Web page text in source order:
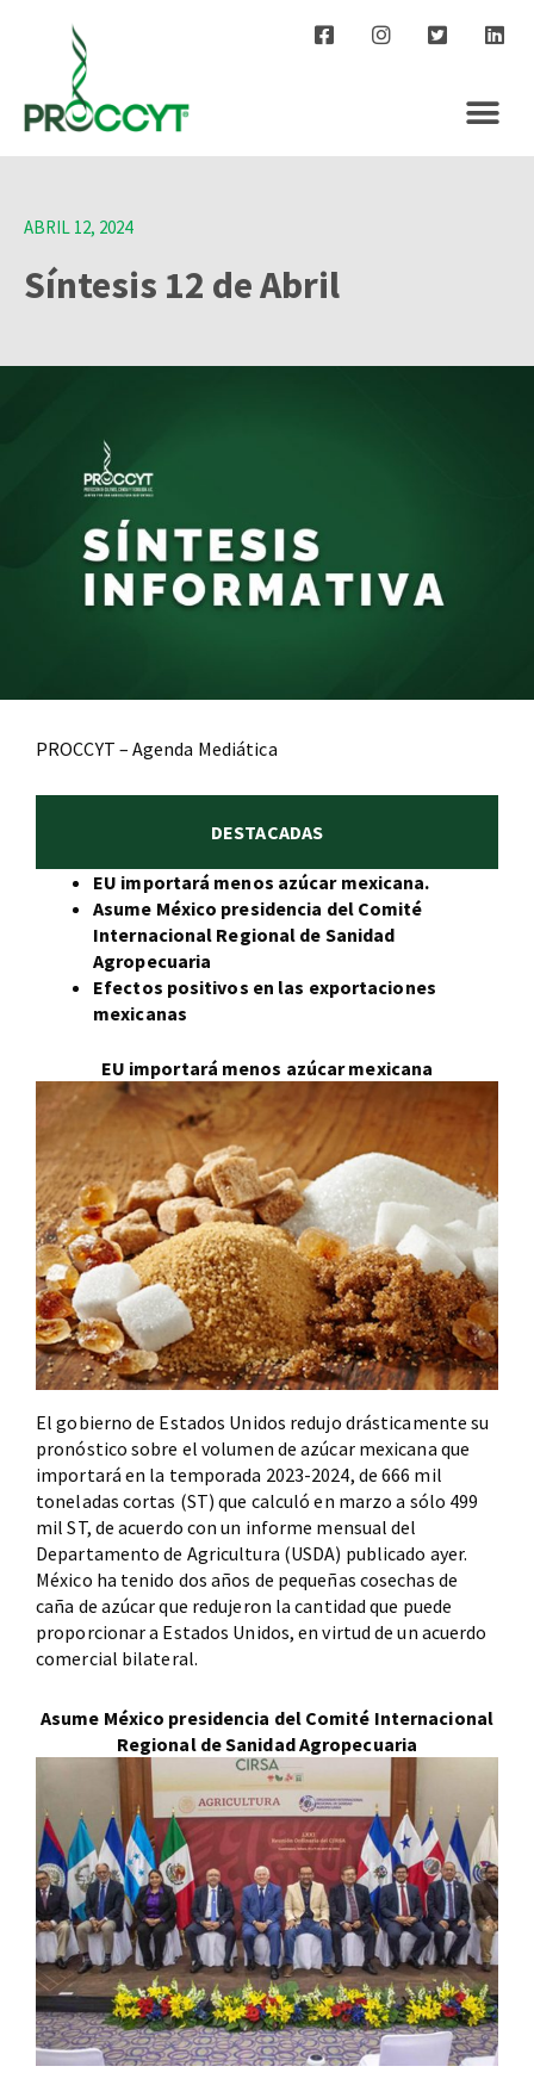
ABRIL 12, 2024
Síntesis 12 de Abril
PROCCYT – Agenda Mediática
DESTACADAS
EU importará menos azúcar mexicana.
Asume México presidencia del Comité
Internacional Regional de Sanidad
Agropecuaria
Efectos positivos en las exportaciones
mexicanas
EU importará menos azúcar mexicana
El gobierno de Estados Unidos redujo drásticamente su
pronóstico sobre el volumen de azúcar mexicana que
importará en la temporada 2023-2024, de 666 mil
toneladas cortas (ST) que calculó en marzo a sólo 499
mil ST, de acuerdo con un informe mensual del
Departamento de Agricultura (USDA) publicado ayer.
México ha tenido dos años de pequeñas cosechas de
caña de azúcar que redujeron la cantidad que puede
proporcionar a Estados Unidos, en virtud de un acuerdo
comercial bilateral.
Asume México presidencia del Comité Internacional
Regional de Sanidad Agropecuaria